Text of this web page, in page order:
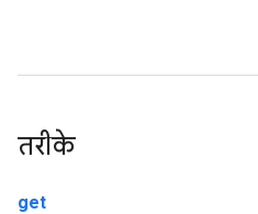
तरीके
get